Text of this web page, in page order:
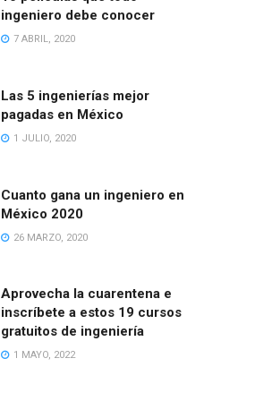
ingeniero debe conocer
7 ABRIL, 2020
Las 5 ingenierías mejor
pagadas en México
1 JULIO, 2020
Cuanto gana un ingeniero en
México 2020
26 MARZO, 2020
Aprovecha la cuarentena e
inscríbete a estos 19 cursos
gratuitos de ingeniería
1 MAYO, 2022